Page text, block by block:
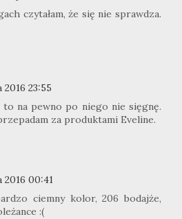
czytałam, że się nie sprawdza.
2016 23:55
na pewno po niego nie sięgnę.
za produktami Eveline.
2016 00:41
ciemny kolor, 206 bodajże,
:(